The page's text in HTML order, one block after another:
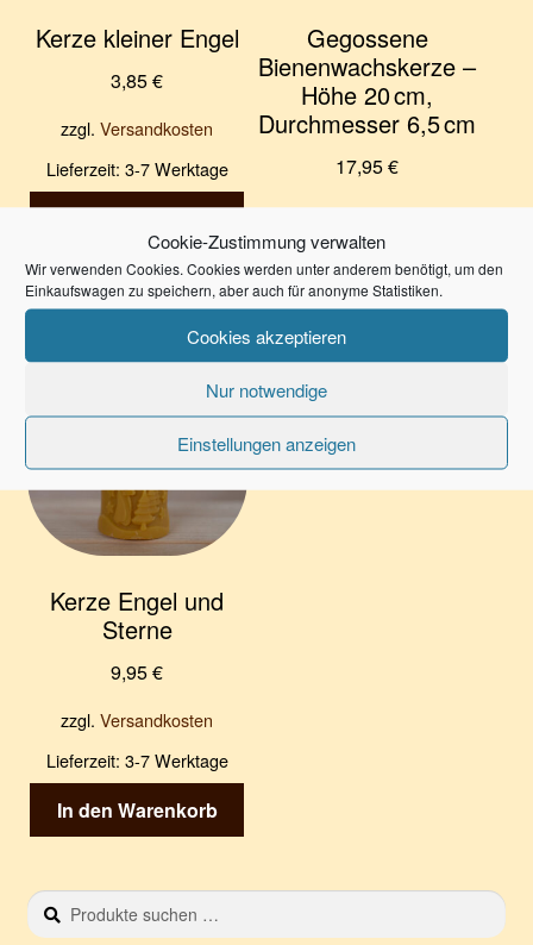
Cookie-Zustimmung verwalten
Wir verwenden Cookies. Cookies werden unter anderem benötigt, um den
Einkaufswagen zu speichern, aber auch für anonyme Statistiken.
Cookies akzeptieren
Nur notwendige
Einstellungen anzeigen
Kerze kleiner Engel
3,85€
zzgl.Versandkosten
Lieferzeit: 3-7 Werktage
Gegossene
Bienenwachskerze –
Höhe 20 cm,
Durchmesser 6,5 cm
17,95€
zzgl.Versandkosten
Lieferzeit:3-7 Werktage
In den Warenkorb
Kerze Engel und
Sterne
9,95€
zzgl.Versandkosten
Lieferzeit: 3-7 Werktage
In den Warenkorb
Suchen
nach:
S
u